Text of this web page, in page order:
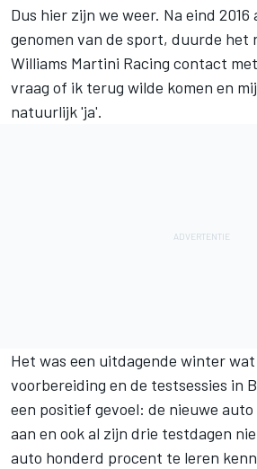
Dus hier zijn we weer. Na eind
genomen van de sport, duurde het
Williams Martini Racing contact
vraag of ik terug wilde komen en
natuurlijk 'ja'.
Het was een uitdagende winter
voorbereiding en de testsessies in
een positief gevoel: de nieuwe auto
aan en ook al zijn drie testdagen
auto honderd procent te leren